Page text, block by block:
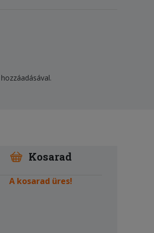
hozzáadásával.
Kosarad
A kosarad üres!